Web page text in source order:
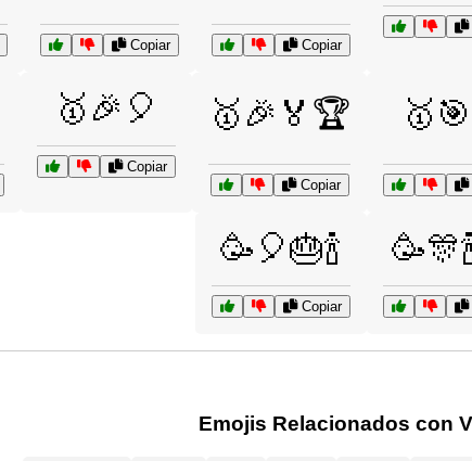
Copiar Copiar
🥇🎉🎈
Copiar
🥇🎉🏅🏆
Copiar
🥳🎈🎂🍾
Copiar
Emojis Relacionados con